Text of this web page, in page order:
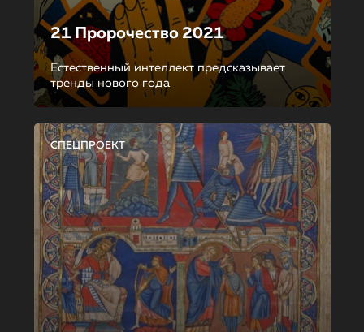
21 Пророчество 2021
Естественный интеллект предсказывает
тренды нового года
СПЕЦПРОЕКТ